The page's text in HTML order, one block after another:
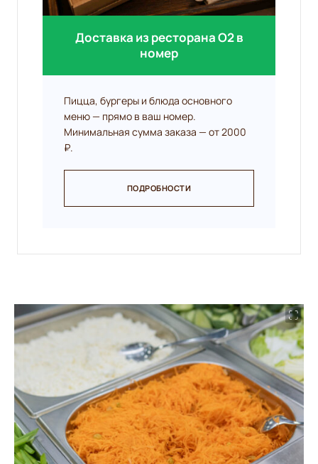
Доставка из ресторана O2 в
номер
Пицца, бургеры и блюда основного
меню — прямо в ваш номер.
Минимальная сумма заказа — от 2000
₽.
ПОДРОБНОСТИ